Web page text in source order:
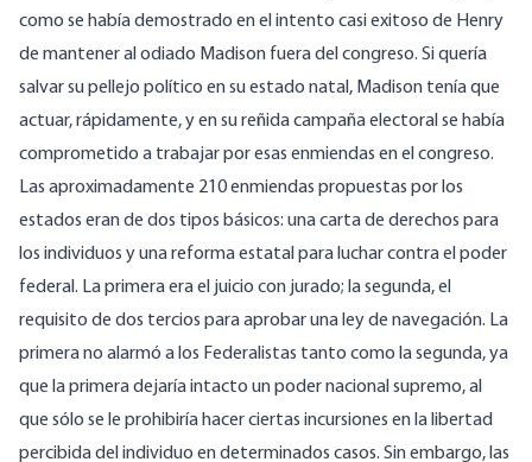
como se había demostrado en el intento casi exitoso de Henry
de mantener al odiado Madison fuera del congreso. Si quería
salvar su pellejo político en su estado natal, Madison tenía que
actuar, rápidamente, y en su reñida campaña electoral se había
comprometido a trabajar por esas enmiendas en el congreso.
Las aproximadamente 210 enmiendas propuestas por los
estados eran de dos tipos básicos: una carta de derechos para
los individuos y una reforma estatal para luchar contra el poder
federal. La primera era el juicio con jurado; la segunda, el
requisito de dos tercios para aprobar una ley de navegación. La
primera no alarmó a los Federalistas tanto como la segunda, ya
que la primera dejaría intacto un poder nacional supremo, al
que sólo se le prohibiría hacer ciertas incursiones en la libertad
percibida del individuo en determinados casos. Sin embargo, las